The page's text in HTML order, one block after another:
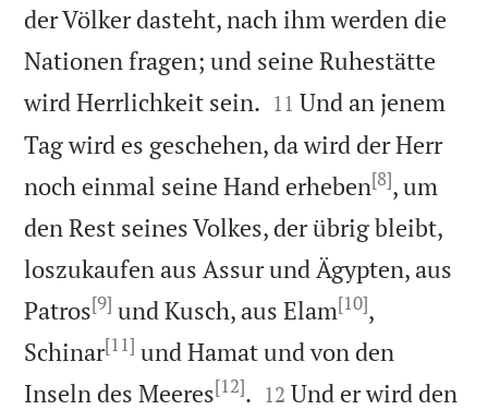
der Völker dasteht, nach ihm werden die
Nationen fragen; und seine Ruhestätte
wird Herrlichkeit sein. 

11 Und an jenem
Tag wird es geschehen, da wird der Herr
noch einmal seine Hand erheben[8], um
den Rest seines Volkes, der übrig bleibt,
loszukaufen aus Assur und Ägypten, aus
Patros[9] und Kusch, aus Elam[10],
Schinar[11] und Hamat und von den
Inseln des Meeres[12]. 

12 Und er wird den